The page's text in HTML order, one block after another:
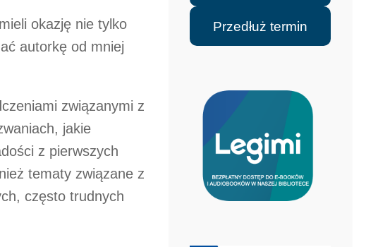
okazję nie tylko
autorkę od mniej
związanymi z
jakie
z pierwszych
tematy związane z
często trudnych
Przedłuż termin